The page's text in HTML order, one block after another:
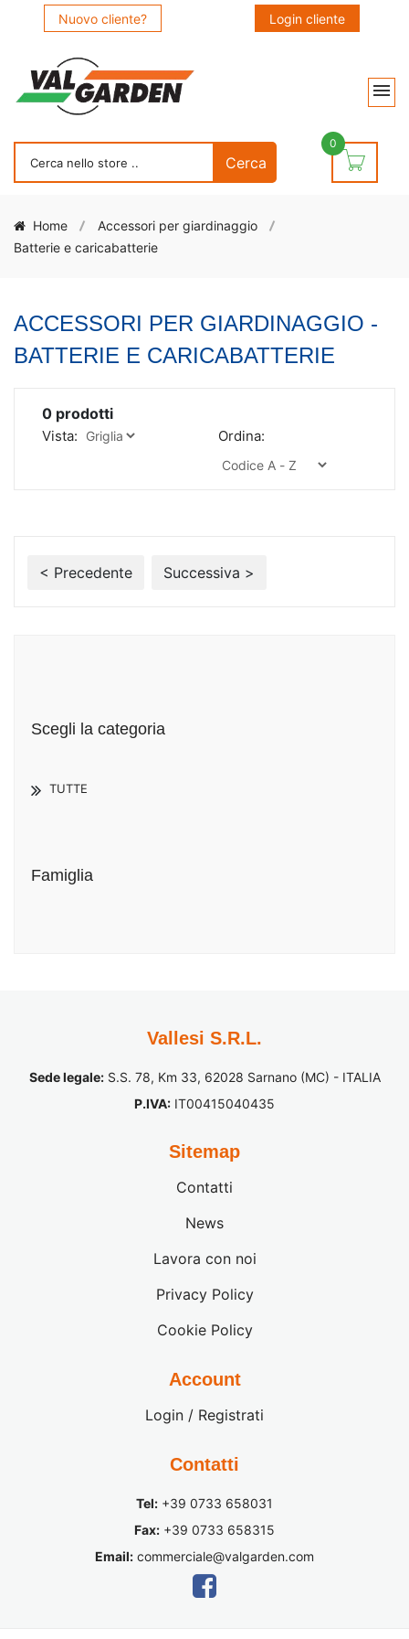
Nuovo cliente? Login cliente
0
Home
Accessori per giardinaggio
Batterie e caricabatterie
ACCESSORI PER GIARDINAGGIO -
BATTERIE E CARICABATTERIE
0 prodotti
Vista: Ordina:
< Precedente Successiva >
Scegli la categoria
TUTTE
Famiglia
Vallesi S.R.L.
Sede legale:S.S. 78, Km 33, 62028 Sarnano (MC) - ITALIA
P.IVA: IT00415040435
Sitemap
Contatti
News
Lavora con noi
Privacy Policy
Cookie Policy
Account
Login / Registrati
Contatti
Tel: +39 0733 658031
Fax: +39 0733 658315
Email: commerciale@valgarden.com